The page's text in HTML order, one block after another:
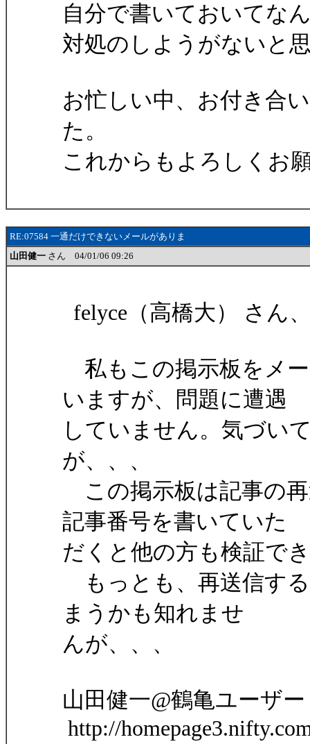
自分で書いておいてな
対処のしようがないと
お忙しい中、お付き合
た。
これからもよろしくお
RE:07584 一通だけできないメールがありま
山田健一 さん 04/01/06 09:26
felyce（高橋大） さん
私もこの掲示板をメ
いますが、問題に遭遇
していません。気づい
が、、、
この掲示板は記事の
記事番号を書いていた
だくと他の方も検証で
もっとも、再送信す
まうかも知れませ
んが、、、
山田健一@鶴亀ユーザー
http://